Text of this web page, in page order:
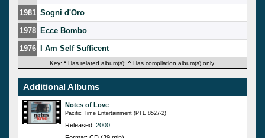
1981 Sogni d'Oro
1978 Ecce Bombo
1976
I Am Self Sufficent
Key: * Has related album(s); ^ Has compilation album(s) only.
Additional Albums
Notes of Love
Pacific Time Entertainment (PTE 8527-2)
Released: 2000